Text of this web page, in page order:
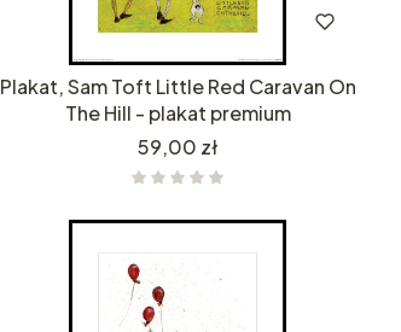
Plakat, Sam Toft Little Red Caravan On
The Hill - plakat premium
Cena
59,00 zł